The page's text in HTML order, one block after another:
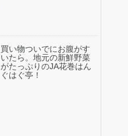
買い物ついでにお腹がす
いたら。地元の新鮮野菜
がたっぷりのJA花巻はん
ぐはぐ亭！